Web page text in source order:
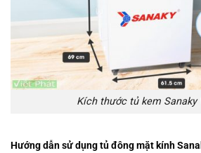
Kích thước tủ kem Sanaky
Hướng dẫn sử dụng tủ đông mặt kính